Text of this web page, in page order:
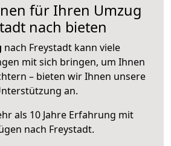
für Ihren Umzug
nach bieten
nach Freystadt kann viele
mit sich bringen, um Ihnen
– bieten wir Ihnen unsere
an.
als 10 Jahre Erfahrung mit
nach Freystadt.